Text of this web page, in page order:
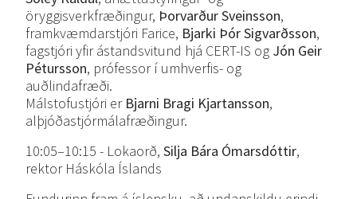
öryggisverkfræðingur, Þorvarður Sveinsson,
framkvæmdarstjóri Farice, Bjarki Þór Sigvarðsson,
fagstjóri yfir ástandsvitund hjá CERT-IS og Jón Geir
Pétursson, prófessor í umhverfis- og
auðlindafræði.
Málstofustjóri er Bjarni Bragi Kjartansson,
alþjóðastjórmálafræðingur.
10:05–10:15 - Lokaorð,Silja Bára Ómarsdóttir,
rektor Háskóla Íslands